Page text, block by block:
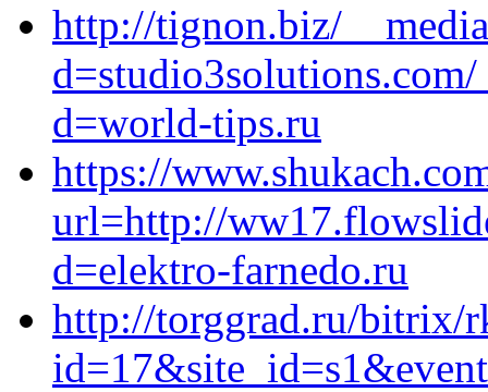
http://tignon.biz/
d=world-tips.ru
https://
url=http://
d=elektro-farnedo.ru
http://torggrad.ru/bitrix/